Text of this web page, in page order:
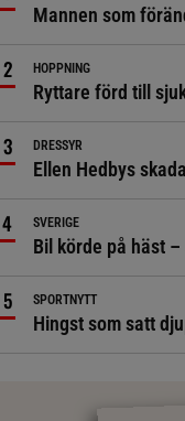
Mannen som
HOPPNING
Ryttare förd till
DRESSYR
Ellen Hedbys
SVERIGE
Bil körde på häst
SPORTNYTT
Hingst som satt